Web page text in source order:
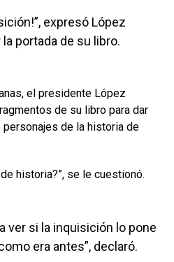
expresó López
portada de su libro.
el presidente López
de su libro para dar
de la historia de
historia?”, se le cuestionó.
ver si la inquisición lo pone
era antes”, declaró.